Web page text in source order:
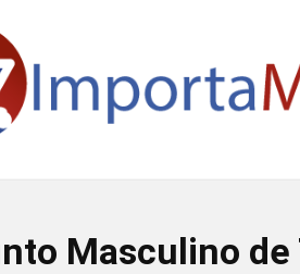
Masculino de